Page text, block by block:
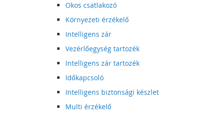
Okos csatlakozó
Környezeti érzékelő
Intelligens zár
Vezérlőegység tartozék
Intelligens zár tartozék
Időkapcsoló
Intelligens biztonsági készlet
Multi érzékelő